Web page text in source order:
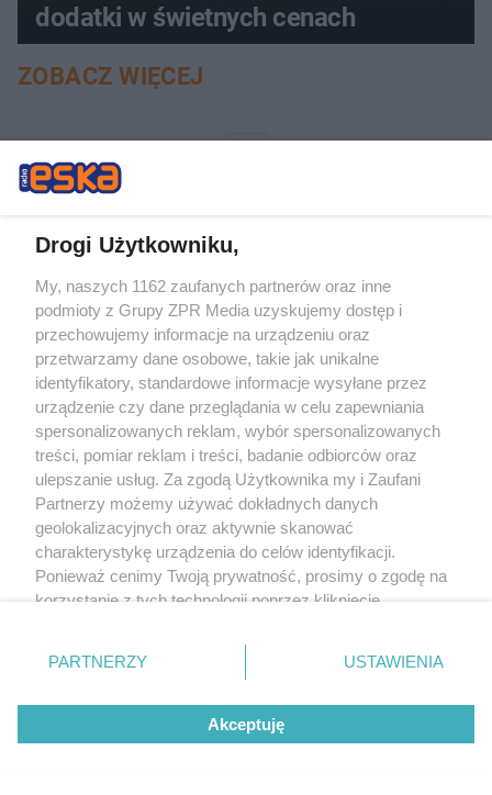
dodatki w świetnych cenach
ZOBACZ WIĘCEJ
rozpowszechniany lub dalej rozpowszechniany w jakikolwiek sposób (w
Drogi Użytkowniku,
My, naszych 1162 zaufanych partnerów oraz inne
podmioty z Grupy ZPR Media uzyskujemy dostęp i
przechowujemy informacje na urządzeniu oraz
przetwarzamy dane osobowe, takie jak unikalne
identyfikatory, standardowe informacje wysyłane przez
urządzenie czy dane przeglądania w celu zapewniania
spersonalizowanych reklam, wybór spersonalizowanych
treści, pomiar reklam i treści, badanie odbiorców oraz
ulepszanie usług. Za zgodą Użytkownika my i Zaufani
Partnerzy możemy używać dokładnych danych
geolokalizacyjnych oraz aktywnie skanować
charakterystykę urządzenia do celów identyfikacji.
Ponieważ cenimy Twoją prywatność, prosimy o zgodę na
korzystanie z tych technologii poprzez kliknięcie
zmienić/wycofać klikając przycisk ustawień prywatności
znajdujący się w lewym dolnym rogu strony
rodzaje przetwarzania danych nie wymagają zgody
użytkownika, ale masz prawo sprzeciwić się takiemu
przetwarzaniu. Preferencje będą miały zastosowanie tylko
PARTNERZY USTAWIENIA
Akceptuję